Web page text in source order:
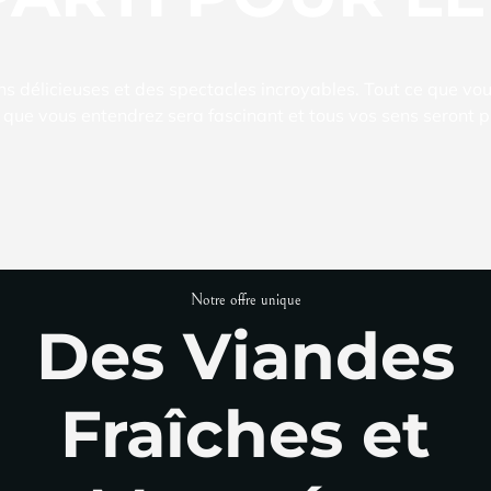
Notre offre unique
Des Viandes
Fraîches et